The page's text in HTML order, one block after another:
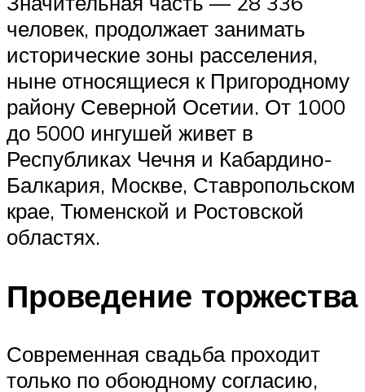
человек, продолжает занимать
исторические зоны расселения,
ныне относящиеся к Пригородному
району Северной Осетии. От 1000
до 5000 ингушей живет в
Республиках Чечня и Кабардино-
Балкария, Москве, Ставропольском
крае, Тюменской и Ростовской
областях.
Проведение торжества
Современная свадьба проходит
только по обоюдному согласию,